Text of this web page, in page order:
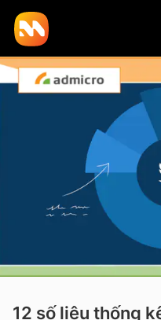
12 số liệu thống